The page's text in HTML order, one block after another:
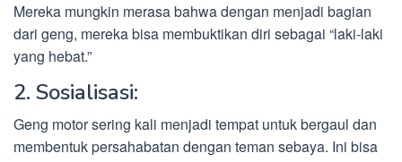
Mereka mungkin merasa bahwa dengan menjadi bagian
dari geng, mereka bisa membuktikan diri sebagai “laki-laki
yang hebat.”
2. Sosialisasi:
Geng motor sering kali menjadi tempat untuk bergaul dan
membentuk persahabatan dengan teman sebaya. Ini bisa